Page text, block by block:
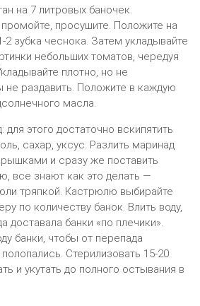
на 7 литровых баночек.
просушите. Положите на
2 зубка чеснока. Затем укладывайте
небольших томатов, чередуя
плотно, но не
не раздавить. Положите в каждую
масла.
для этого достаточно вскипятить
сахар, уксус. Разлить маринад
и сразу же поставить
все знают как это делать —
тряпкой. Кастрюлю выбирайте
по количеству банок. Влить воду,
доставала банки «по плечики».
банки, чтобы от перепада
Стерилизовать 15-20
и укутать до полного остывания в